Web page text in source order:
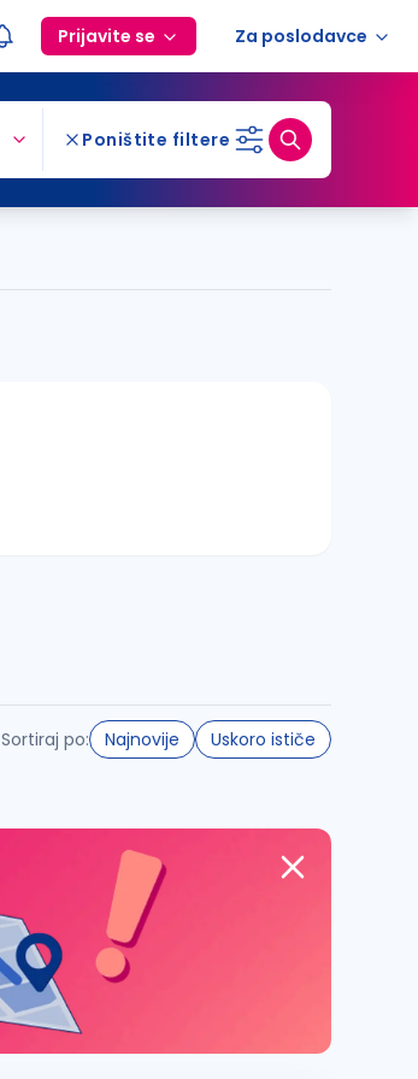
Prijavite se Za poslodavce
Poništite filtere
Sortiraj po: Najnovije Uskoro ističe